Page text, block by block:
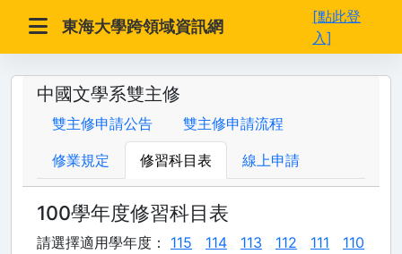
東海大學跨領域資訊網
[點此登
入]
中國文學系雙主修
雙主修申請公告 雙主修申請流程
修業規定 修習科目表 線上申請
100學年度修習科目表
請選擇適用學年度： 115 114 113 112 111
110